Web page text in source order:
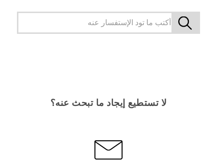
لا تستطيع إيجاد ما تبحث عنه؟